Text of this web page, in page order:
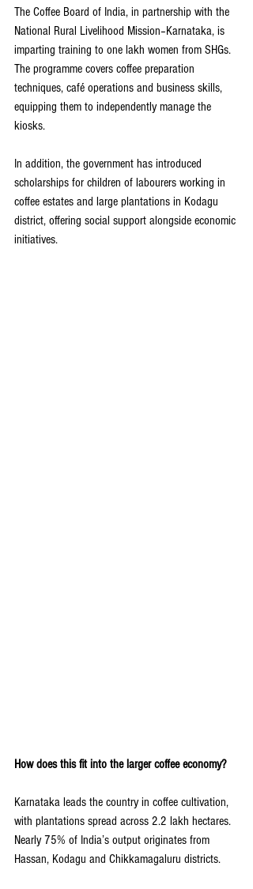
The Coffee Board of India, in partnership with the
National Rural Livelihood Mission–Karnataka, is
imparting training to one lakh women from SHGs.
The programme covers coffee preparation
techniques, café operations and business skills,
equipping them to independently manage the
kiosks.
In addition, the government has introduced
scholarships for children of labourers working in
coffee estates and large plantations in Kodagu
district, offering social support alongside economic
initiatives.
How does this fit into the larger coffee economy?
Karnataka leads the country in coffee cultivation,
with plantations spread across 2.2 lakh hectares.
Nearly 75% of India’s output originates from
Hassan, Kodagu and Chikkamagaluru districts.